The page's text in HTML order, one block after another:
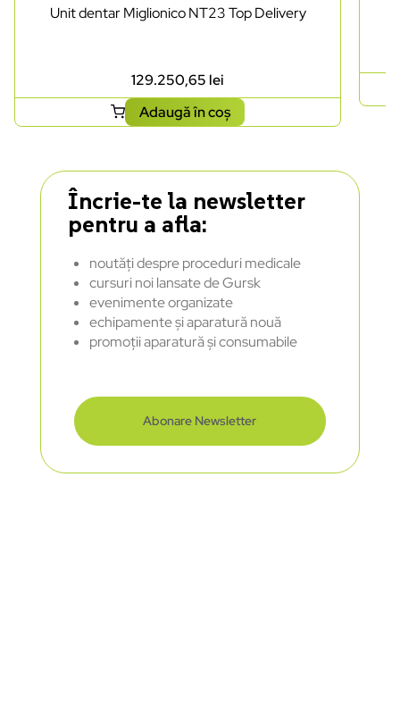
Unit dentar Miglionico NT23 Top Delivery
129.250,65 lei
Adaugă în coș
Încrie-te la newsletter
pentru a afla:
noutăți despre proceduri medicale
cursuri noi lansate de Gursk
evenimente organizate
echipamente și aparatură nouă
promoții aparatură și consumabile
Abonare Newsletter